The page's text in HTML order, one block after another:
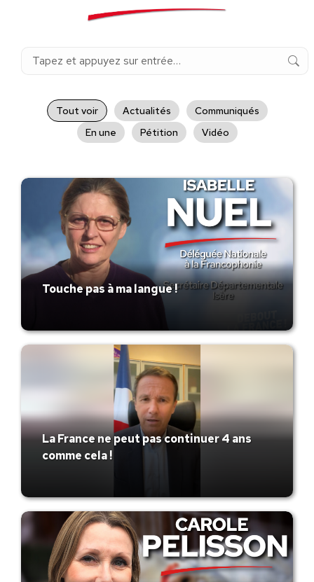
Recherche
Tout voir Actualités
Communiqués
En une
Pétition Vidéo
Touche pas à ma langue !
La France ne peut pas continuer 4 ans
comme cela !